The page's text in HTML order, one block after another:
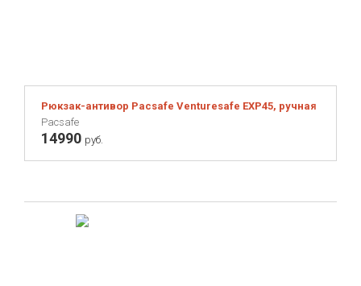
Рюкзак-антивор Pacsafe Venturesafe EXP45, ручная кладь,
Pacsafe
14990 руб.